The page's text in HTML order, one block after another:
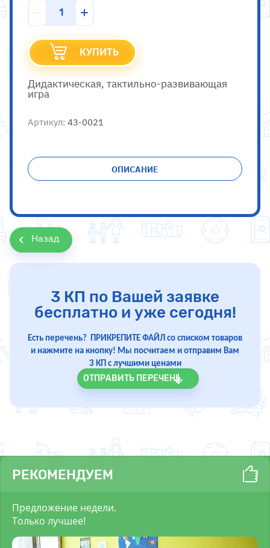
РЕКОМЕНДУЕМ
Предложение недели.
Только лучшее!
КУПИТЬ
Дидактическая, тактильно-развивающая
игра
Артикул: 43-0021
ОПИСАНИЕ
Назад
3 КП по Вашей заявке
бесплатно и уже сегодня!
Есть перечень? ПРИКРЕПИТЕ ФАЙЛ со списком товаров
и нажмите на кнопку! Мы посчитаем и отправим Вам
3 КП с лучшими ценами
ОТПРАВИТЬ ПЕРЕЧЕНЬ